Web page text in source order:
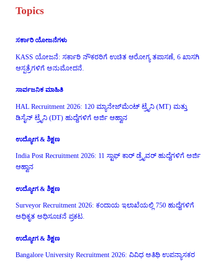
Topics
ಸರ್ಕಾರಿ ಯೋಜನೆಗಳು
KASS ಯೋಜನೆ: ಸರ್ಕಾರಿ ನೌಕರರಿಗೆ ಉಚಿತ ಆರೋಗ್ಯ ತಪಾಸಣೆ, 6 ಖಾಸಗಿ
ಆಸ್ಪತ್ರೆಗಳಿಗೆ ಅನುಮೋದನೆ.
ಸಾರ್ವಜನಿಕ ಮಾಹಿತಿ
HAL Recruitment 2026: 120 ಮ್ಯಾನೇಜ್‌ಮೆಂಟ್ ಟ್ರೈನಿ (MT) ಮತ್ತು
ಡಿಸೈನ್ ಟ್ರೈನಿ (DT) ಹುದ್ದೆಗಳಿಗೆ ಅರ್ಜಿ ಆಹ್ವಾನ
ಉದ್ಯೋಗ & ಶಿಕ್ಷಣ
India Post Recruitment 2026: 11 ಸ್ಟಾಫ್ ಕಾರ್ ಡ್ರೈವರ್ ಹುದ್ದೆಗಳಿಗೆ ಅರ್ಜಿ
ಆಹ್ವಾನ
ಉದ್ಯೋಗ & ಶಿಕ್ಷಣ
Surveyor Recruitment 2026: ಕಂದಾಯ ಇಲಾಖೆಯಲ್ಲಿ 750 ಹುದ್ದೆಗಳಿಗೆ
ಅಧಿಕೃತ ಅಧಿಸೂಚನೆ ಪ್ರಕಟ.
ಉದ್ಯೋಗ & ಶಿಕ್ಷಣ
Bangalore University Recruitment 2026: ವಿವಿಧ ಅತಿಥಿ ಉಪನ್ಯಾಸಕರ